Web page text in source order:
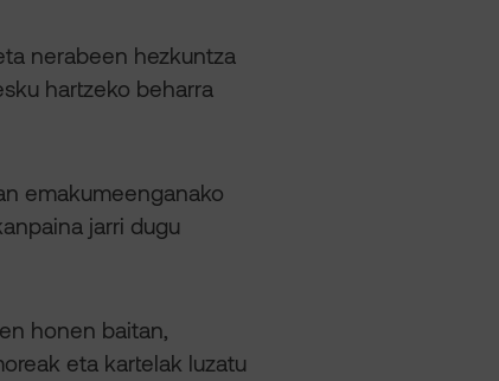
nerabeen hezkuntza
hartzeko beharra
emakumeenganako
jarri dugu
honen baitan,
eta kartelak luzatu